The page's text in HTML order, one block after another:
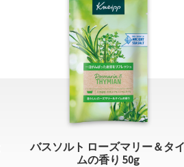
バスソルト ローズマリー＆タイ
ムの香り 50g